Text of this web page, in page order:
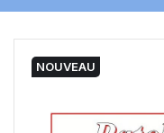
NOUVEAU